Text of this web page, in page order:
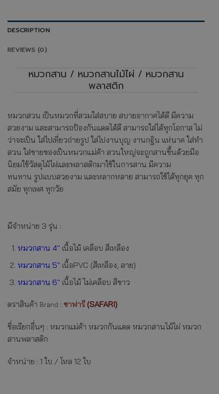
DESCRIPTION
REVIEWS (0)
หมวกสาน / หมวกสานไม้ไผ่ / หมวกสาน
พลาสติก
หมวกสวน เป็นหมวกที่สวมใส่สบาย สบายอากาศได้ดี มีความ
สวยงาม และสามารถป้องกันแดดได้ดี สามารถใส่ได้ทุกโอกาส ไม่
ว่าจะเป็น ใส่ไปเที่ยวถ่ายรูป ใส่ไปงานบุญ งานกฐิน แห่นาค ใส่ทำ
สวน ใส่ขายของเป็นหมวกแม่ค้า สวนใหญ่จะถูกสานขึ้นด้วยมือ
นิยมใช้วัสดุไม้ไผ่และพลาสติกมาใช้ในการสาน มีความ
ทนทาน รูปแบบสวยงาม และหลากหลาย สามารถใช้ได้ทุกยุค ทุก
สมัย ทุกเพศ ทุกวัย
มีจำหน่าย 3 รุ่น :
หมวกสาน 4″ เนื้อไม้ เคลือบ สีเหลือง
หมวกสาน 5″ เนื้อPVC (สีเหลือง, ลาย)
หมวกสาน 6″ เนื้อไม้ ไม่เคลือบ สีขาว
ตราสินค้า Brand : ซาฟารี (SAFARI)
ชื่อเรียกอื่นๆ : หมวกแม่ค้า หมวกกันแดด หมวกสานไม้ไผ่ หมวก
สานพลาสติก
จำหน่าย : 1 ใบ / โหล 12 ใบ